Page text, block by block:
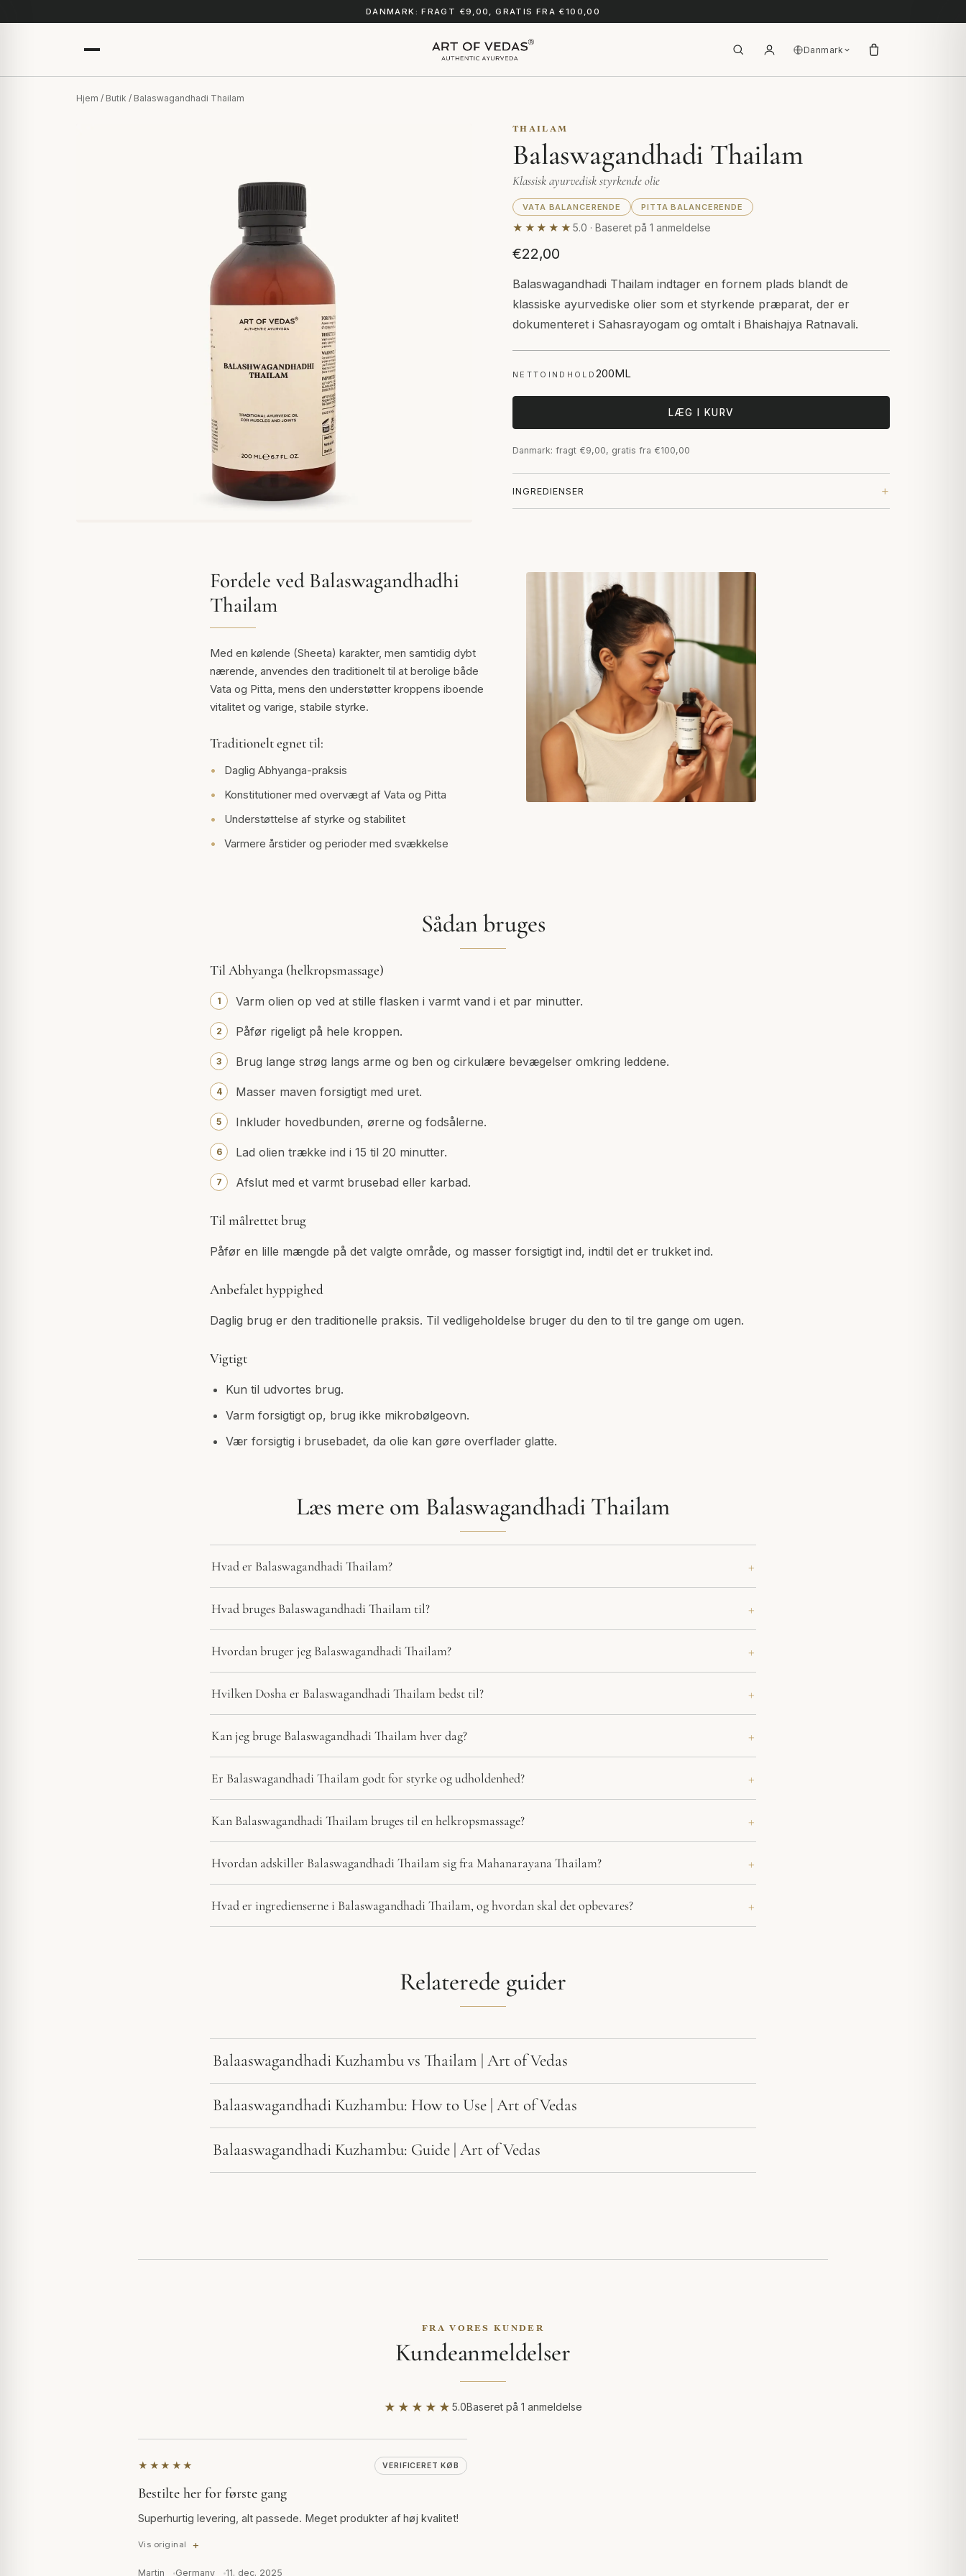
DANMARK: FRAGT €9,00, GRATIS FRA €100,00
Danmark
Hjem / Butik / Balaswagandhadi Thailam
THAILAM
Balaswagandhadi Thailam
Klassisk ayurvedisk styrkende olie
VATA BALANCERENDE PITTA BALANCERENDE
★★★★★ 5.0 · Baseret på 1 anmeldelse
€22,00
Balaswagandhadi Thailam indtager en fornem plads blandt de
klassiske ayurvediske olier som et styrkende præparat, der er
dokumenteret i Sahasrayogam og omtalt i Bhaishajya Ratnavali.
NETTOINDHOLD200ML
LÆG I KURV
Danmark: fragt €9,00, gratis fra €100,00
INGREDIENSER
Fordele ved Balaswagandhadhi
Thailam
Med en kølende (Sheeta) karakter, men samtidig dybt
nærende, anvendes den traditionelt til at berolige både
Vata og Pitta, mens den understøtter kroppens iboende
vitalitet og varige, stabile styrke.
Traditionelt egnet til:
Daglig Abhyanga-praksis
Konstitutioner med overvægt af Vata og Pitta
Understøttelse af styrke og stabilitet
Varmere årstider og perioder med svækkelse
Sådan bruges
Til Abhyanga (helkropsmassage)
Varm olien op ved at stille flasken i varmt vand i et par minutter.
Påfør rigeligt på hele kroppen.
Brug lange strøg langs arme og ben og cirkulære bevægelser omkring leddene.
Masser maven forsigtigt med uret.
Inkluder hovedbunden, ørerne og fodsålerne.
Lad olien trække ind i 15 til 20 minutter.
Afslut med et varmt brusebad eller karbad.
Til målrettet brug
Påfør en lille mængde på det valgte område, og masser forsigtigt ind, indtil det er trukket ind.
Anbefalet hyppighed
Daglig brug er den traditionelle praksis. Til vedligeholdelse bruger du den to til tre gange om ugen.
Vigtigt
Kun til udvortes brug.
Varm forsigtigt op, brug ikke mikrobølgeovn.
Vær forsigtig i brusebadet, da olie kan gøre overflader glatte.
Læs mere om Balaswagandhadi Thailam
Hvad er Balaswagandhadi Thailam?
Hvad bruges Balaswagandhadi Thailam til?
Hvordan bruger jeg Balaswagandhadi Thailam?
Hvilken Dosha er Balaswagandhadi Thailam bedst til?
Kan jeg bruge Balaswagandhadi Thailam hver dag?
Er Balaswagandhadi Thailam godt for styrke og udholdenhed?
Kan Balaswagandhadi Thailam bruges til en helkropsmassage?
Hvordan adskiller Balaswagandhadi Thailam sig fra Mahanarayana Thailam?
Hvad er ingredienserne i Balaswagandhadi Thailam, og hvordan skal det opbevares?
Relaterede guider
Balaaswagandhadi Kuzhambu vs Thailam | Art of Vedas
Balaaswagandhadi Kuzhambu: How to Use | Art of Vedas
Balaaswagandhadi Kuzhambu: Guide | Art of Vedas
FRA VORES KUNDER
Kundeanmeldelser
★★★★★ 5.0Baseret på 1 anmeldelse
★★★★★ VERIFICERET KØB
Bestilte her for første gang
Superhurtig levering, alt passede. Meget produkter af høj kvalitet!
Vis original
Martin Germany 11. dec. 2025